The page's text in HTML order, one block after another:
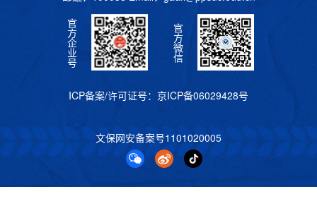
官
方
企
业
号
官
方
微
信
ICP备案/许可证号： 京ICP备06029428号
文保网安备案号1101020005